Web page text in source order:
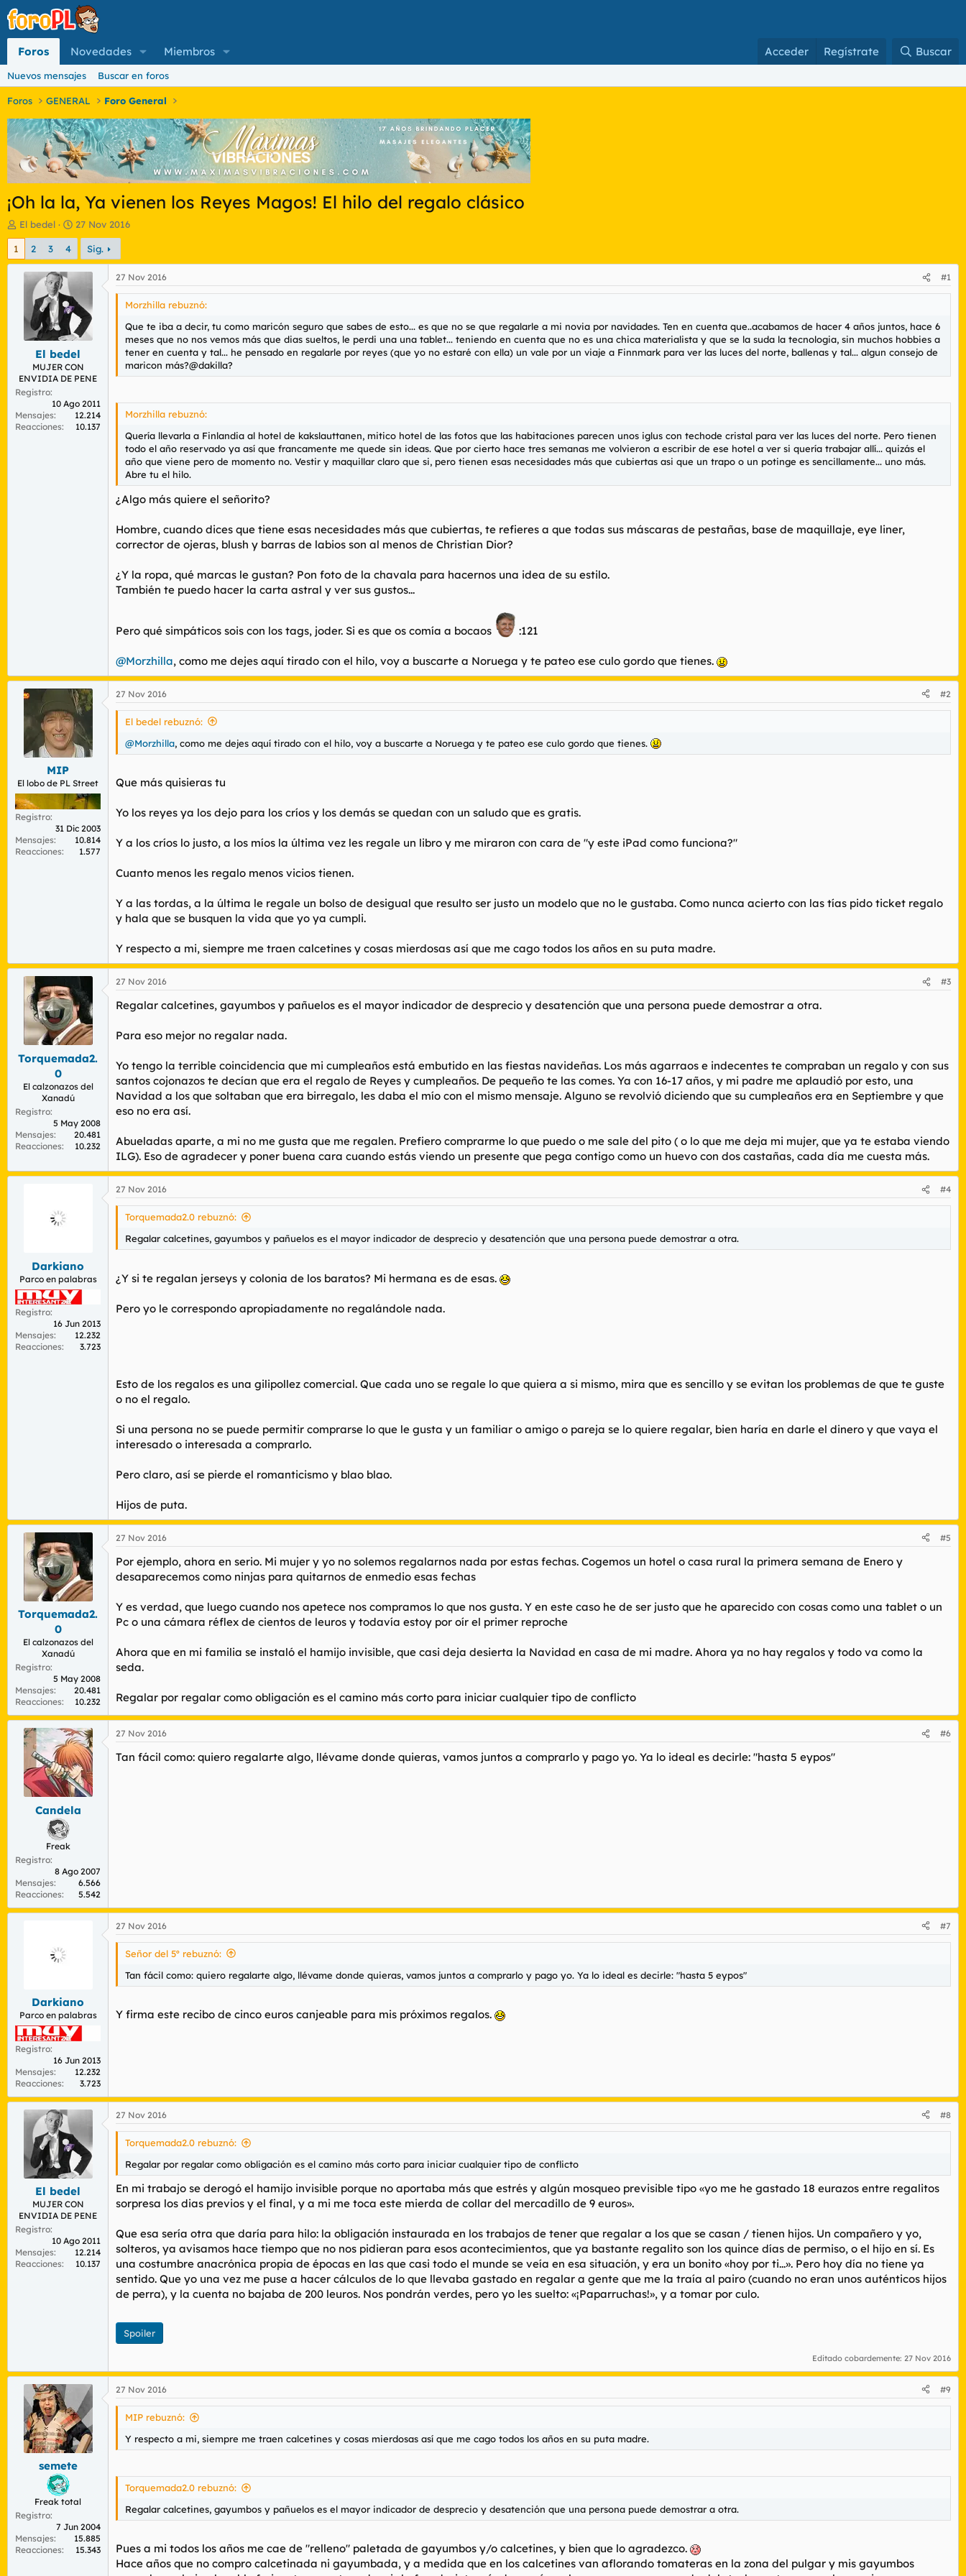
Foros Novedades Miembros Acceder Regístrate Buscar
Nuevos mensajes Buscar en foros
Foros GENERAL Foro General
¡Oh la la, Ya vienen los Reyes Magos! El hilo del regalo clásico
I
n
c
o
d
t
e
a
El bedel
F
e
h
a
e
i
n
i
c
i
o
27 Nov 2016
1 2 3 4 Sig.
El bedel
MUJER CON
ENVIDIA DE PENE
Registro
10 Ago 2011
Mensajes
12.214
Reacciones
10.137
27 Nov 2016 #1
Morzhilla rebuznó:
Que te iba a decir, tu como maricón seguro que sabes de esto... es que no se que regalarle a mi novia por navidades. Ten en cuenta que..acabamos de hacer 4 años juntos, hace 6
meses que no nos vemos más que dias sueltos, le perdi una una tablet... teniendo en cuenta que no es una chica materialista y que se la suda la tecnologia, sin muchos hobbies a
tener en cuenta y tal... he pensado en regalarle por reyes (que yo no estaré con ella) un vale por un viaje a Finnmark para ver las luces del norte, ballenas y tal... algun consejo de
maricon más?@dakilla?
Morzhilla rebuznó:
Quería llevarla a Finlandia al hotel de kakslauttanen, mitico hotel de las fotos que las habitaciones parecen unos iglus con techode cristal para ver las luces del norte. Pero tienen
todo el año reservado ya así que francamente me quede sin ideas. Que por cierto hace tres semanas me volvieron a escribir de ese hotel a ver si quería trabajar allí... quizás el
año que viene pero de momento no. Vestir y maquillar claro que si, pero tienen esas necesidades más que cubiertas asi que un trapo o un potinge es sencillamente... uno más.
Abre tu el hilo.
¿Algo más quiere el señorito?
Hombre, cuando dices que tiene esas necesidades más que cubiertas, te refieres a que todas sus máscaras de pestañas, base de maquillaje, eye liner,
corrector de ojeras, blush y barras de labios son al menos de Christian Dior?
¿Y la ropa, qué marcas le gustan? Pon foto de la chavala para hacernos una idea de su estilo.
También te puedo hacer la carta astral y ver sus gustos...
Pero qué simpáticos sois con los tags, joder. Si es que os comía a bocaos :121
@Morzhilla, como me dejes aquí tirado con el hilo, voy a buscarte a Noruega y te pateo ese culo gordo que tienes.
MIP
El lobo de PL Street
Registro
31 Dic 2003
Mensajes
10.814
Reacciones
1.577
27 Nov 2016 #2
El bedel rebuznó:
@Morzhilla, como me dejes aquí tirado con el hilo, voy a buscarte a Noruega y te pateo ese culo gordo que tienes.
Que más quisieras tu
Yo los reyes ya los dejo para los críos y los demás se quedan con un saludo que es gratis.
Y a los críos lo justo, a los míos la última vez les regale un libro y me miraron con cara de "y este iPad como funciona?"
Cuanto menos les regalo menos vicios tienen.
Y a las tordas, a la última le regale un bolso de desigual que resulto ser justo un modelo que no le gustaba. Como nunca acierto con las tías pido ticket regalo
y hala que se busquen la vida que yo ya cumpli.
Y respecto a mi, siempre me traen calcetines y cosas mierdosas así que me cago todos los años en su puta madre.
Torquemada2.
0
El calzonazos del
Xanadú
Registro
5 May 2008
Mensajes
20.481
Reacciones
10.232
27 Nov 2016 #3
Regalar calcetines, gayumbos y pañuelos es el mayor indicador de desprecio y desatención que una persona puede demostrar a otra.
Para eso mejor no regalar nada.
Yo tengo la terrible coincidencia que mi cumpleaños está embutido en las fiestas navideñas. Los más agarraos e indecentes te compraban un regalo y con sus
santos cojonazos te decían que era el regalo de Reyes y cumpleaños. De pequeño te las comes. Ya con 16-17 años, y mi padre me aplaudió por esto, una
Navidad a los que soltaban que era birregalo, les daba el mío con el mismo mensaje. Alguno se revolvió diciendo que su cumpleaños era en Septiembre y que
eso no era así.
Abueladas aparte, a mi no me gusta que me regalen. Prefiero comprarme lo que puedo o me sale del pito ( o lo que me deja mi mujer, que ya te estaba viendo
ILG). Eso de agradecer y poner buena cara cuando estás viendo un presente que pega contigo como un huevo con dos castañas, cada día me cuesta más.
Darkiano
Parco en palabras
Registro
16 Jun 2013
Mensajes
12.232
Reacciones
3.723
27 Nov 2016 #4
Torquemada2.0 rebuznó:
Regalar calcetines, gayumbos y pañuelos es el mayor indicador de desprecio y desatención que una persona puede demostrar a otra.
¿Y si te regalan jerseys y colonia de los baratos? Mi hermana es de esas.
Pero yo le correspondo apropiadamente no regalándole nada.
Esto de los regalos es una gilipollez comercial. Que cada uno se regale lo que quiera a si mismo, mira que es sencillo y se evitan los problemas de que te guste
o no el regalo.
Si una persona no se puede permitir comprarse lo que le gusta y un familiar o amigo o pareja se lo quiere regalar, bien haría en darle el dinero y que vaya el
interesado o interesada a comprarlo.
Pero claro, así se pierde el romanticismo y blao blao.
Hijos de puta.
Torquemada2.
0
El calzonazos del
Xanadú
Registro
5 May 2008
Mensajes
20.481
Reacciones
10.232
27 Nov 2016 #5
Por ejemplo, ahora en serio. Mi mujer y yo no solemos regalarnos nada por estas fechas. Cogemos un hotel o casa rural la primera semana de Enero y
desaparecemos como ninjas para quitarnos de enmedio esas fechas
Y es verdad, que luego cuando nos apetece nos compramos lo que nos gusta. Y en este caso he de ser justo que he aparecido con cosas como una tablet o un
Pc o una cámara réflex de cientos de leuros y todavía estoy por oír el primer reproche
Ahora que en mi familia se instaló el hamijo invisible, que casi deja desierta la Navidad en casa de mi madre. Ahora ya no hay regalos y todo va como la
seda.
Regalar por regalar como obligación es el camino más corto para iniciar cualquier tipo de conflicto
Candela
Freak
Registro
8 Ago 2007
Mensajes
6.566
Reacciones
5.542
27 Nov 2016 #6
Tan fácil como: quiero regalarte algo, llévame donde quieras, vamos juntos a comprarlo y pago yo. Ya lo ideal es decirle: "hasta 5 eypos"
Darkiano
Parco en palabras
Registro
16 Jun 2013
Mensajes
12.232
Reacciones
3.723
27 Nov 2016 #7
Señor del 5º rebuznó:
Tan fácil como: quiero regalarte algo, llévame donde quieras, vamos juntos a comprarlo y pago yo. Ya lo ideal es decirle: "hasta 5 eypos"
Y firma este recibo de cinco euros canjeable para mis próximos regalos.
El bedel
MUJER CON
ENVIDIA DE PENE
Registro
10 Ago 2011
Mensajes
12.214
Reacciones
10.137
27 Nov 2016 #8
Torquemada2.0 rebuznó:
Regalar por regalar como obligación es el camino más corto para iniciar cualquier tipo de conflicto
En mi trabajo se derogó el hamijo invisible porque no aportaba más que estrés y algún mosqueo previsible tipo «yo me he gastado 18 eurazos entre regalitos
sorpresa los dias previos y el final, y a mi me toca este mierda de collar del mercadillo de 9 euros».
Que esa sería otra que daría para hilo: la obligación instaurada en los trabajos de tener que regalar a los que se casan / tienen hijos. Un compañero y yo,
solteros, ya avisamos hace tiempo que no nos pidieran para esos acontecimientos, que ya bastante regalito son los quince días de permiso, o el hijo en sí. Es
una costumbre anacrónica propia de épocas en las que casi todo el munde se veía en esa situación, y era un bonito «hoy por ti...». Pero hoy día no tiene ya
sentido. Que yo una vez me puse a hacer cálculos de lo que llevaba gastado en regalar a gente que me la traía al pairo (cuando no eran unos auténticos hijos
de perra), y la cuenta no bajaba de 200 leuros. Nos pondrán verdes, pero yo les suelto: «¡Paparruchas!», y a tomar por culo.
Spoiler
Editado cobardemente: 27 Nov 2016
semete
Freak total
Registro
7 Jun 2004
Mensajes
15.885
Reacciones
15.343
27 Nov 2016 #9
MIP rebuznó:
Y respecto a mi, siempre me traen calcetines y cosas mierdosas así que me cago todos los años en su puta madre.
Torquemada2.0 rebuznó:
Regalar calcetines, gayumbos y pañuelos es el mayor indicador de desprecio y desatención que una persona puede demostrar a otra.
Pues a mi todos los años me cae de "relleno" paletada de gayumbos y/o calcetines, y bien que lo agradezco.
Hace años que no compro calcetinada ni gayumbada, y a medida que en los calcetines van aflorando tomateras en la zona del pulgar y mis gayumbos